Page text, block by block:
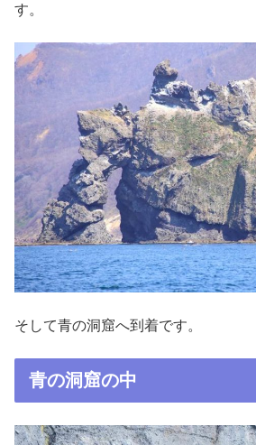
す。
そして青の洞窟へ到着です。
青の洞窟の中